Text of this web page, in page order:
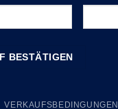
BESTÄTIGEN
VERKAUFSBEDINGUNGEN